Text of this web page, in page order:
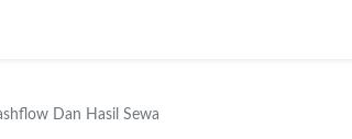
Dan Hasil Sewa